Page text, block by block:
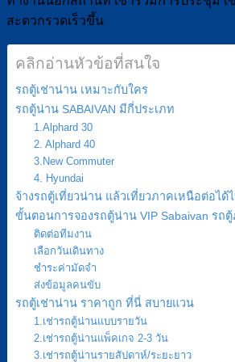
สะดวกรวดเร็วขึ้น
คลิกอ่านหัวข้อที่สนใจ
รถตู้เช่าน่าน เหมาะกับใคร
รถตู้น่าน SABAIVAN มีกี่ประเภท
1.Alphard 30
2. Alphard 40
3.New Commuter
4. Hyundai
จ้างรถตู้เที่ยวน่าน แล้วเที่ยวภาคเหนือต่อได้
ขั้นตอนการจองรถตู้น่าน VIP Sabaivan รถ
ติดต่อทีมงาน
เลือกวันเดินทาง
ชำระค่ามัดจำ
ส่งข้อมูลคนขับ
รถตู้เช่าน่าน ราคาถูก ที่นี่ สบายแวน
1.เช่ารถตู้น่านแบบรายวัน
2.เช่ารถตู้น่านแพ็คเกจ 2-3 วัน
3.เช่ารถตู้น่านรายสัปดาห์/ระยะยาว